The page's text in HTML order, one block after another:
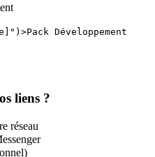
Développement
liens ?
réseau